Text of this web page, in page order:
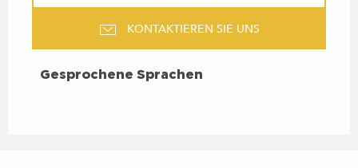
KONTAKTIEREN SIE UNS
GESPROCHENE SPRACHEN
Gesprochene Sprachen